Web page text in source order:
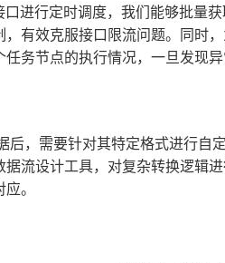
进行定时调度，我们能够批量
有效克服接口限流问题。同时
务节点的执行情况，一旦发现异
后，需要针对其特定格式进行自
流设计工具，对复杂转换逻辑
。